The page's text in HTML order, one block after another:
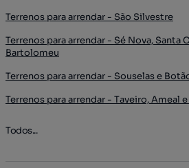
Terrenos para arrendar - São Silvestre
Terrenos para arrendar - Sé Nova, Santa
Bartolomeu
Terrenos para arrendar - Souselas e
Terrenos para arrendar - Taveiro, Ameal
Todos...